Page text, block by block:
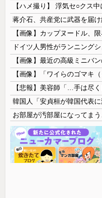
蒋介石、共産党に武器を届
【画像】カップヌードル、
【画像】最近の高級ミニバ
【画像】「ワイらのゴマキ（
【悲報】美容師「…手は尽
お部屋が汚部屋になってまう